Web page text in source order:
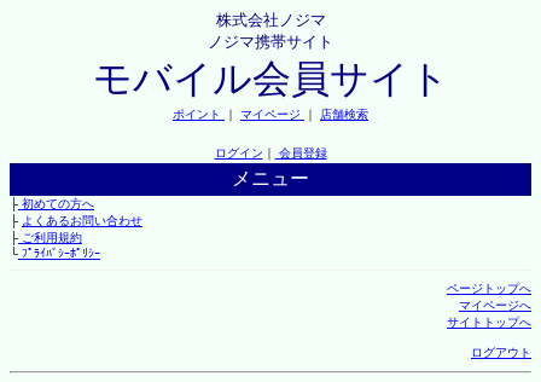
株式会社ノジマ
ノジマ携帯サイト
モバイル会員サイト
ポイント ｜ マイページ ｜ 店舗検索
ログイン ｜ 会員登録
メニュー
├初めての方へ
├ よくあるお問い合わせ
├ご利用規約
└ﾌﾟﾗｲﾊﾞｼｰﾎﾟﾘｼｰ
ページトップへ
マイページへ
サイトトップへ
ログアウト